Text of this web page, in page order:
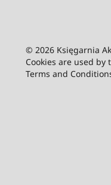
© 2026 Księgarnia
Cookies are used
Terms and